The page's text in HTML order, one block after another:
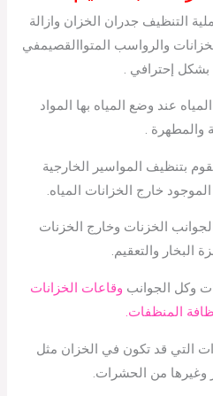
التنظيف جدران الخزان وازالة
والرواسب المتواالقصيمفي
بشكل إحترافي .
عند وضع المياه بها المواد
والمطهرة .
بتنظيف المواسير الخارجية
خارج الخزانات المياه.
الخزنات وخارج الخزنات
البخار والتعقيم.
وكل الجوانب وقاعات الخزانات
المنظفات.
التي قد تكون في الخزان مثل
وغيرها من الحشرات.